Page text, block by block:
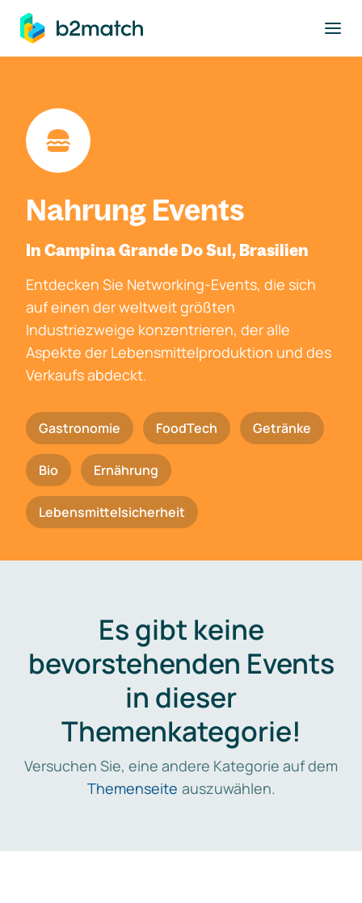
springen
Nahrung Events
In Campina Grande Do Sul, Brasilien
Entdecken Sie Networking-Events, die sich
auf einen der weltweit größten
Industriezweige konzentrieren, der alle
Aspekte der Lebensmittelproduktion und des
Verkaufs abdeckt.
Gastronomie FoodTech Getränke
Bio Ernährung
Lebensmittelsicherheit
Es gibt keine
bevorstehenden Events
in dieser
Themenkategorie!
Versuchen Sie, eine andere Kategorie auf dem
Themenseite auszuwählen.